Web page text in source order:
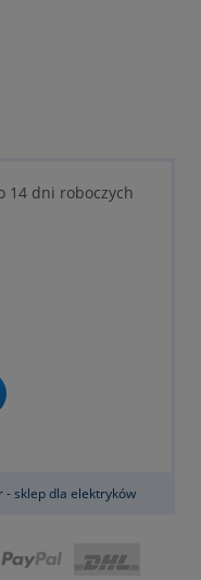
14 dni roboczych
- sklep dla elektryków